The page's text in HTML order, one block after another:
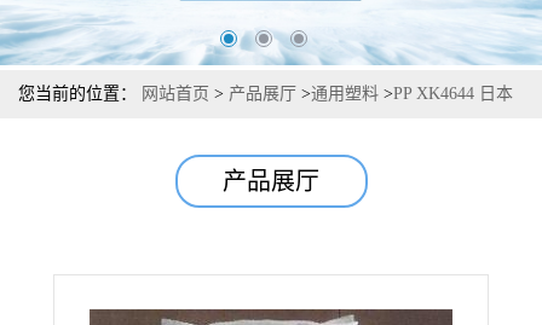
您当前的位置： 网站首页 > 产品展厅 >通用塑料 >PP XK4644 日本
产品展厅